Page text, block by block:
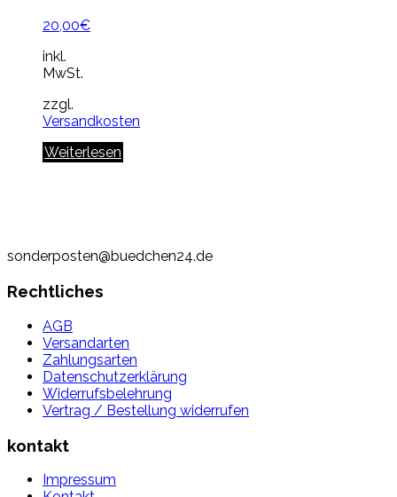
20,00€
inkl.
MwSt.
zzgl.
Versandkosten
Weiterlesen
sonderposten@buedchen24.de
Rechtliches
AGB
Versandarten
Zahlungsarten
Datenschutzerklärung
Widerrufsbelehrung
Vertrag / Bestellung widerrufen
kontakt
Impressum